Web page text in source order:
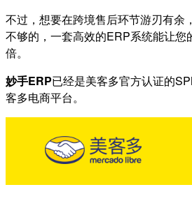
不过，想要在跨境售后环节游刃有余
不够的，一套高效的ERP系统能让您
倍。
妙手ERP已经是美客多官方认证的
客多电商平台。